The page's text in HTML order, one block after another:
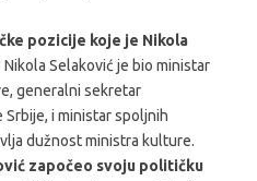
pozicije koje je Nikola
Nikola Selaković je bio ministar
generalni sekretar
i ministar spoljnih
dužnost ministra kulture.
započeo svoju političku